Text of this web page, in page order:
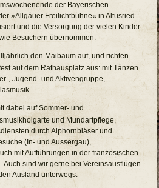
der Bayerischen
»Allgäuer Freilichtbühne« in Altusried
und die Versorgung der vielen Kinder
Besuchern übernommen.
den Maibaum auf, und richten
auf dem Rathausplatz aus: mit Tänzen
, Jugend- und Aktivengruppe,
dabei auf Sommer- und
und Mundartpflege,
durch Alphornbläser und
(In- und Aussergau),
mit Aufführungen in der französischen
Auch sind wir gerne bei Vereinsausflügen
Ausland unterwegs.